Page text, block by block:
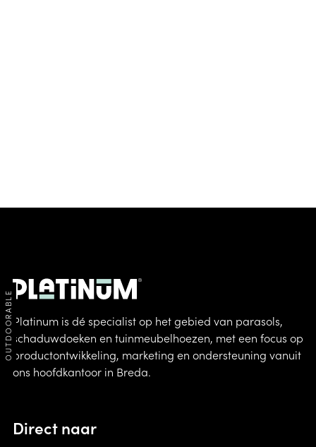
OUTDOORABLE Platinum is dé specialist op het gebied van parasols,
schaduwdoeken en tuinmeubelhoezen, met een focus op
productontwikkeling, marketing en ondersteuning vanuit
ons hoofdkantoor in Breda.
Direct naar